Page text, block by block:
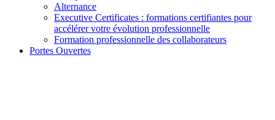
Alternance
Executive Certificates : formations certifiantes pour
accélérer votre évolution professionnelle
Formation professionnelle des collaborateurs
Portes Ouvertes